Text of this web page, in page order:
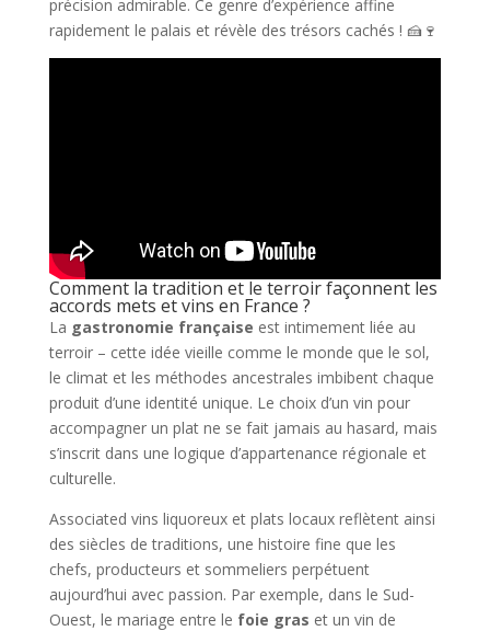
précision admirable. Ce genre d’expérience affine
rapidement le palais et révèle des trésors cachés ! 🍰🍷
Comment la tradition et le terroir façonnent les
accords mets et vins en France ?
La gastronomie française est intimement liée au
terroir – cette idée vieille comme le monde que le sol,
le climat et les méthodes ancestrales imbibent chaque
produit d’une identité unique. Le choix d’un vin pour
accompagner un plat ne se fait jamais au hasard, mais
s’inscrit dans une logique d’appartenance régionale et
culturelle.
Associated vins liquoreux et plats locaux reflètent ainsi
des siècles de traditions, une histoire fine que les
chefs, producteurs et sommeliers perpétuent
aujourd’hui avec passion. Par exemple, dans le Sud-
Ouest, le mariage entre le foie gras et un vin de